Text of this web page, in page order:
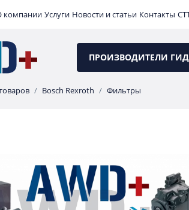
компании Услуги Новости и статьи Контакты
ПРОИЗВОДИТЕЛИ
Bosch Rexroth Фильтры